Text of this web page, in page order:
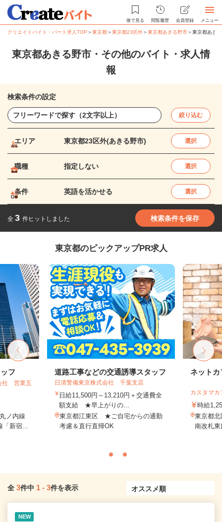
後で見る 閲覧履歴 会員登録 メニュー
クリエイトバイト・パート求人TOP ＞東京都＞東京都23区外＞東京都あきる野市＞東京都あき
東京都あきる野市・その他のバイト・求人情
報
検索条件の設定
絞り込む
エリア 東京都23区外(あきる野市) 選択
職種 指定しない 選択
条件 英語を活かせる 選択
全 3 件ヒットしました 検索条件を保存
東京都のピックアップPR求人
フ
社 営業五
ノ内線
新宿...
道路工事などの交通誘導スタッフ
日清警備東京株式会社 千葉支店
日給11,500円～13,210円＋交通費全
額支給 ★早上がりの...
東京都江東区 ★ご自宅からの通勤
考慮＆直行直帰OK
ネットカ
カスタマ
時給
東京都北
南改札
全 3件中 1 - 3件を表示
NEW